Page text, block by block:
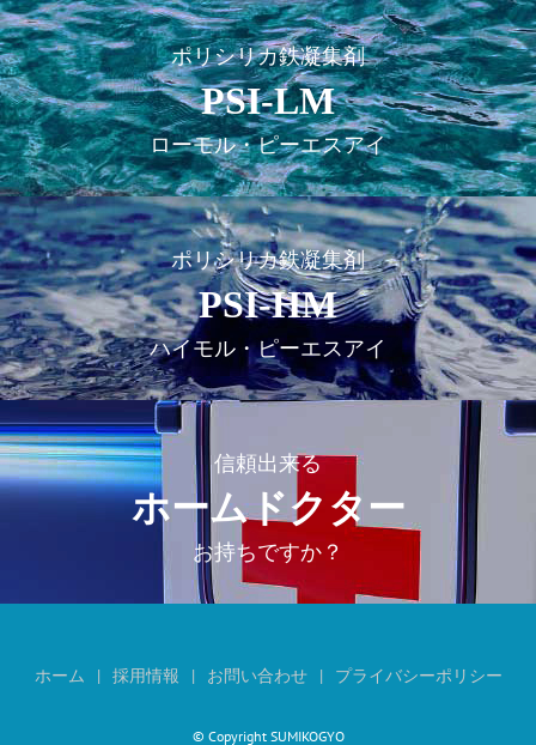
ポリシリカ鉄凝集剤
PSI-LM
ローモル・ピーエスアイ
ポリシリカ鉄凝集剤
PSI-HM
ハイモル・ピーエスアイ
信頼出来る
ホームドクター
お持ちですか？
ホーム 採用情報 お問い合わせ プライバシーポリシー
© Copyright SUMIKOGYO